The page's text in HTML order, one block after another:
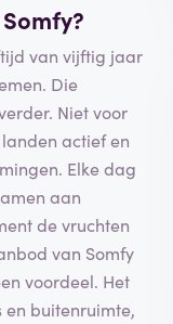
van vijftig jaar
Die
Niet voor
actief en
Elke dag
aan
de vruchten
van Somfy
voordeel. Het
buitenruimte,